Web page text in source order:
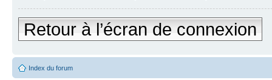
Retour à l’écran de connexion
Index du forum